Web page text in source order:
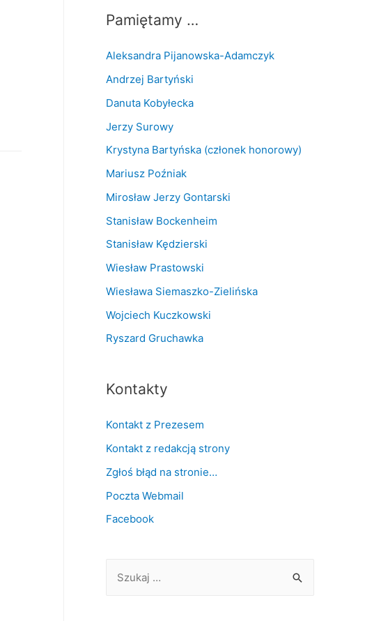
Pamiętamy …
Aleksandra Pijanowska-Adamczyk
Andrzej Bartyński
Danuta Kobyłecka
Jerzy Surowy
Krystyna Bartyńska (członek honorowy)
Mariusz Poźniak
Mirosław Jerzy Gontarski
Stanisław Bockenheim
Stanisław Kędzierski
Wiesław Prastowski
Wiesława Siemaszko-Zielińska
Wojciech Kuczkowski
Ryszard Gruchawka
Kontakty
Kontakt z Prezesem
Kontakt z redakcją strony
Zgłoś błąd na stronie…
Poczta Webmail
Facebook